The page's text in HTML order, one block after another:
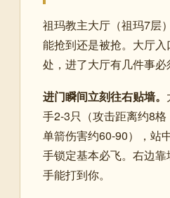
祖玛教主大厅（祖玛7层
能抢到还是被抢。大厅
处，进了大厅有几件事必
进门瞬间立刻往右贴墙。
手2-3只（攻击距离约8格
单箭伤害约60-90），站
手锁定基本必飞。右边
手能打到你。